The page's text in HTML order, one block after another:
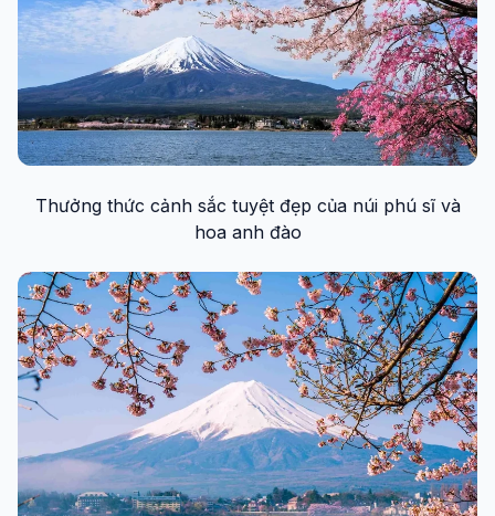
Thưởng thức cảnh sắc tuyệt đẹp của núi phú sĩ và
hoa anh đào